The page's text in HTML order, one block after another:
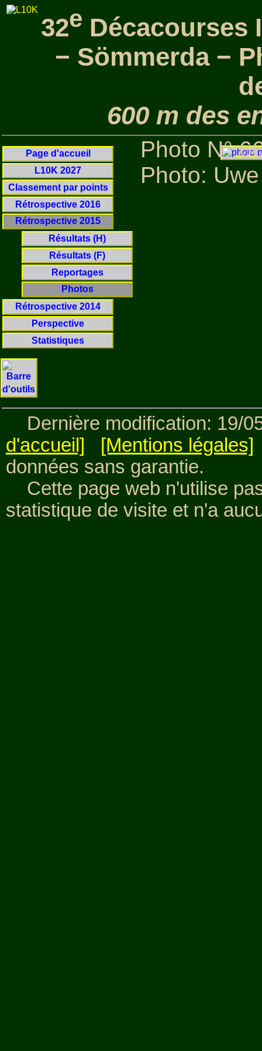
32e Décacourses
− Sömmerda −
600 m des
Page d'accueil
L10K 2027
Classement par points
Rétrospective 2016
Rétrospective 2015
Résultats (H)
Résultats (F)
Reportages
Photos
Rétrospective 2014
Perspective
Statistiques
Photo N°
Photo:
Dernière modification: 19/
d'accueil]
[Mentions légales]
données sans garantie.
Cette page web n'utilise
statistique de visite et n'a